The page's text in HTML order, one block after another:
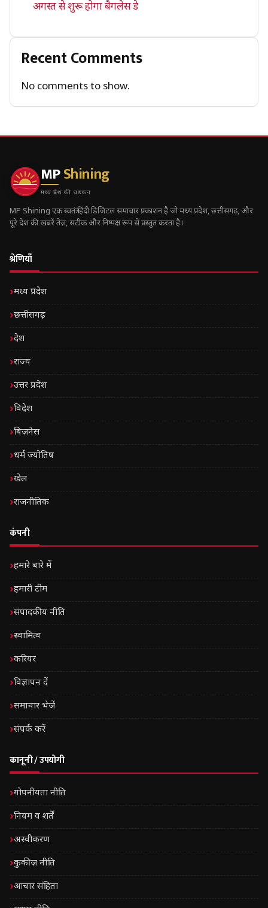
अगस्त से शुरू होगा बैगलेस डे
Recent Comments
No comments to show.
MPShining
मध्य प्रदेश की धड़कन
MP Shining एक स्वतंत्र हिंदी डिजिटल समाचार प्रकाशन है जो मध्य प्रदेश, छत्तीसगढ़, और
पूरे देश की ख़बरें तेज़, सटीक और निष्पक्ष रूप से प्रस्तुत करता है।
श्रेणियाँ
मध्य प्रदेश
छत्तीसगढ़
देश
राज्य
उत्तर प्रदेश
विदेश
बिज़नेस
धर्म ज्योतिष
खेल
राजनीतिक
कंपनी
हमारे बारे में
हमारी टीम
संपादकीय नीति
स्वामित्व
करियर
विज्ञापन दें
समाचार भेजें
संपर्क करें
कानूनी / उपयोगी
गोपनीयता नीति
नियम व शर्तें
अस्वीकरण
कुकीज़ नीति
आचार संहिता